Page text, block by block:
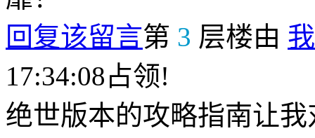
回复该留言第 3 层楼由
17:34:08占领!
绝世版本的攻略指南让